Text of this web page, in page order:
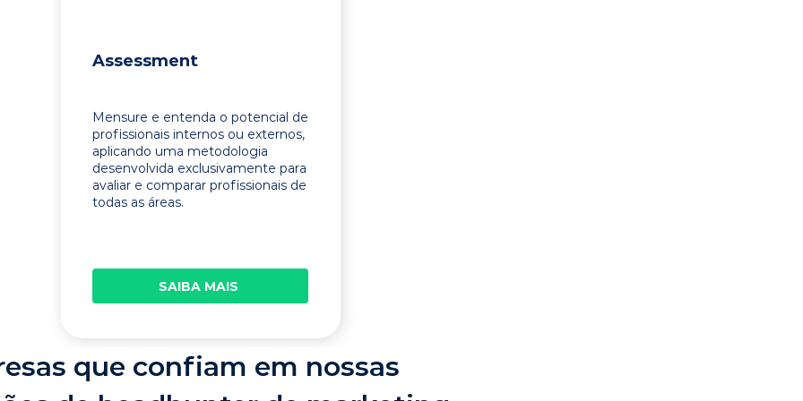
Assessment
Mensure e entenda o potencial de
profissionais internos ou externos,
aplicando uma metodologia
desenvolvida exclusivamente para
avaliar e comparar profissionais de
todas as áreas.
SAIBA MAIS
que confiam em nossas